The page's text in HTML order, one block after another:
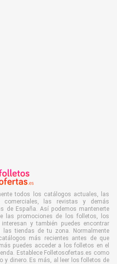
todos los catálogos actuales, las
comerciales, las revistas y demás
de España. Así podemos mantenerte
las promociones de los folletos, los
y también puedes encontrar
tiendas de tu zona. Normalmente
más recientes antes de que
puedes acceder a los folletos en el
Establece Folletosofertas.es como
y dinero. Es más, al leer los folletos de